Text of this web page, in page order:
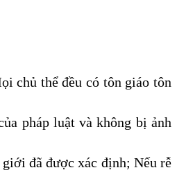
chủ thể đều có tôn giáo tôn
pháp luật và không bị ảnh
đã được xác định; Nếu rễ